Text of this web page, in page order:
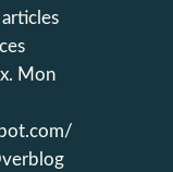
Mon